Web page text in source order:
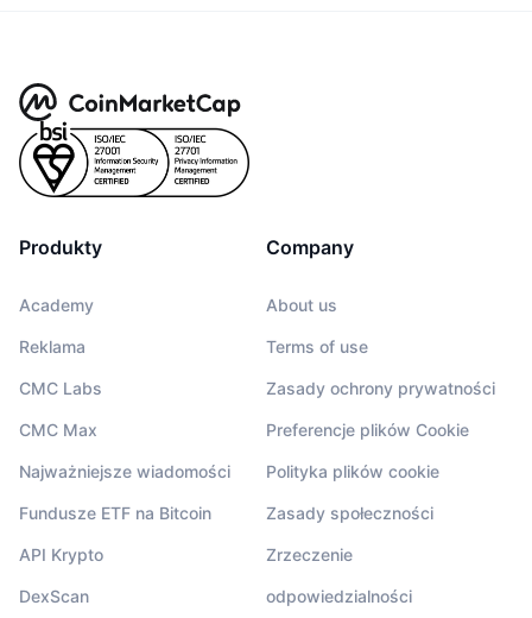
Produkty
Academy
Reklama
CMC Labs
CMC Max
Najważniejsze wiadomości
Fundusze ETF na Bitcoin
API Krypto
DexScan
Company
About us
Terms of use
Zasady ochrony prywatności
Preferencje plików Cookie
Polityka plików cookie
Zasady społeczności
Zrzeczenie
odpowiedzialności